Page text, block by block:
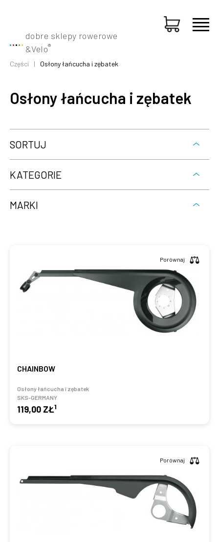
dobre sklepy rowerowe
&Velo®
Części Osłony łańcucha i zębatek
Osłony łańcucha i zębatek
SORTUJ
KATEGORIE
MARKI
CHAINBOW
Osłony łańcucha i zębatek
SKS-GERMANY
119,00 ZŁ1
Porównaj
Porównaj